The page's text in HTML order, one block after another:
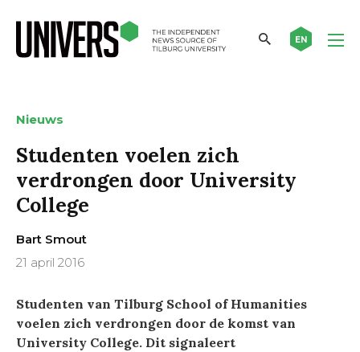
EN
Nieuws
Studenten voelen zich
verdrongen door University
College
Bart Smout
21 april 2016
Studenten van Tilburg School of Humanities
voelen zich verdrongen door de komst van
University College. Dit signaleert